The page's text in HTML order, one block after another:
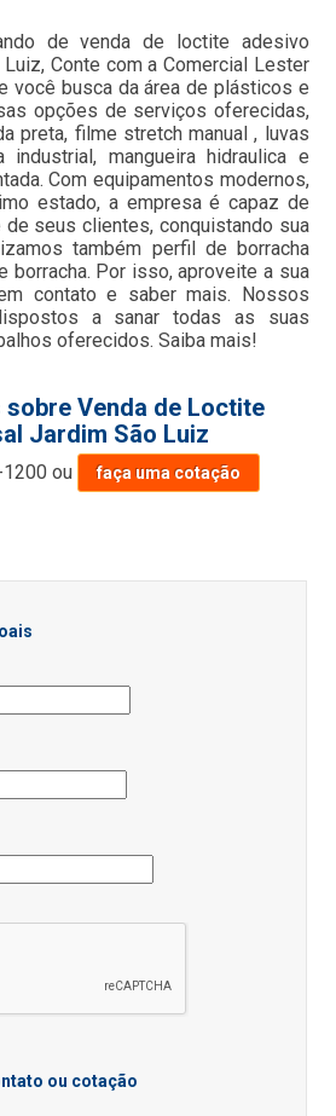
de venda de loctite adesivo
Conte com a Comercial Lester
você busca da área de plásticos e
opções de serviços oferecidas,
preta, filme stretch manual , luvas
industrial, mangueira hidraulica e
Com equipamentos modernos,
estado, a empresa é capaz de
seus clientes, conquistando sua
também perfil de borracha
borracha. Por isso, aproveite a sua
contato e saber mais. Nossos
a sanar todas as suas
oferecidos. Saiba mais!
sobre Venda de Loctite
Jardim São Luiz
ou faça uma cotação
ou cotação